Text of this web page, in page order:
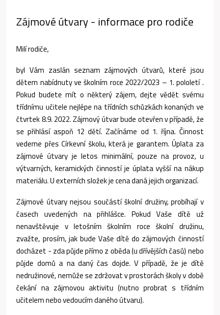
Zájmové útvary - informace pro rodiče
Milí rodiče,
byl Vám zaslán seznam zájmových útvarů, které jsou
dětem nabídnuty ve školním roce 2022/2023 – 1. pololetí .
Pokud budete mít o některý zájem, dejte vědět svému
třídnímu učitele nejlépe na třídních schůzkách konaných ve
čtvrtek 8.9. 2022. Zájmový útvar bude otevřen v případě, že
se přihlásí aspoň 12 dětí. Začínáme od 1. října. Činnost
vedeme přes Církevní školu, která je garantem. Úplata za
zájmové útvary je letos minimální, pouze na provoz, u
výtvarných, keramických činností je úplata vyšší na nákup
materiálu. U externích složek je cena daná jejich organizací.
Zájmové útvary nejsou součástí školní družiny, probíhají v
časech uvedených na přihlášce. Pokud Vaše dítě už
nenavštěvuje v letošním školním roce školní družinu,
zvažte, prosím, jak bude Vaše dítě do zájmových činností
docházet - zda půjde přímo z oběda (u dřívějších časů) nebo
půjde domů a na daný čas dojde. V případě, že je dítě
nedružinové, nemůže se zdržovat v prostorách školy v době
čekání na zájmovou aktivitu (nutno probrat s třídním
učitelem nebo vedoucím daného útvaru).